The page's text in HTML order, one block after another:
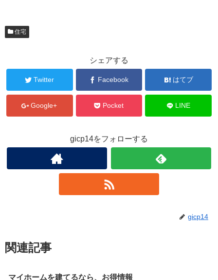
住宅
シェアする
Twitter Facebook はてブ
Google+ Pocket LINE
gicp14をフォローする
gicp14
関連記事
マイホームを建てるなら、お得情報